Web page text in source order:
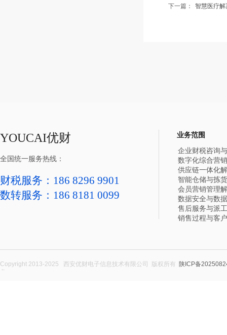
下一篇：
智慧医疗解
Copyright 2013-2025 西安优财电子信息技术有限公司 版权所有 陕ICP备
务
业务范围
企业财税咨询
数字化综合营
供应链一体化
智能仓储与拣
会员营销管理
数据安全与数
售后服务与派
销售过程与客
YOUCAI优财
全国统一服务热线：
财税服务：186 8296 9901
数转服务： 186 8181 0099